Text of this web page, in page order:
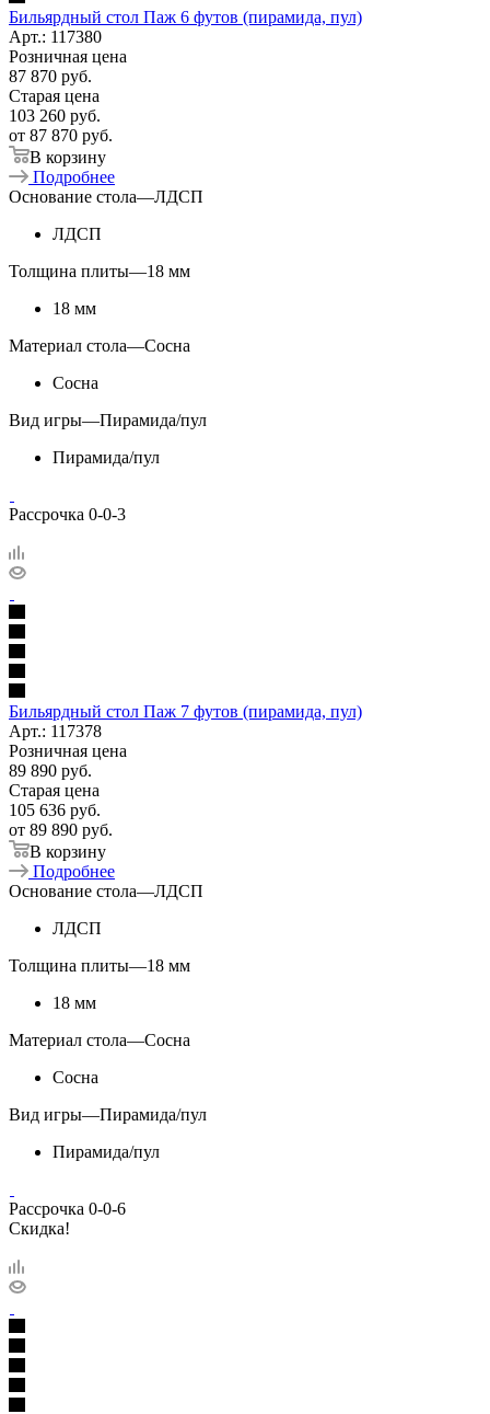
Бильярдный стол Паж 6 футов (пирамида, пул)
Арт.: 117380
Розничная цена
87 870 руб.
Старая цена
103 260 руб.
от 87 870 руб.
В корзину
Подробнее
Основание стола—ЛДСП
ЛДСП
Толщина плиты—18 мм
18 мм
Материал стола—Сосна
Сосна
Вид игры—Пирамида/пул
Пирамида/пул
Рассрочка 0-0-3
Бильярдный стол Паж 7 футов (пирамида, пул)
Арт.: 117378
Розничная цена
89 890 руб.
Старая цена
105 636 руб.
от 89 890 руб.
В корзину
Подробнее
Основание стола—ЛДСП
ЛДСП
Толщина плиты—18 мм
18 мм
Материал стола—Сосна
Сосна
Вид игры—Пирамида/пул
Пирамида/пул
Рассрочка 0-0-6
Скидка!